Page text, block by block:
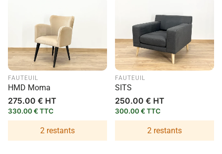
FAUTEUIL
HMD Moma
Prix
habituel
275.00 € HT
330.00 € TTC
2 restants
FAUTEUIL
SITS
Prix
habituel
250.00 € HT
300.00 € TTC
2 restants